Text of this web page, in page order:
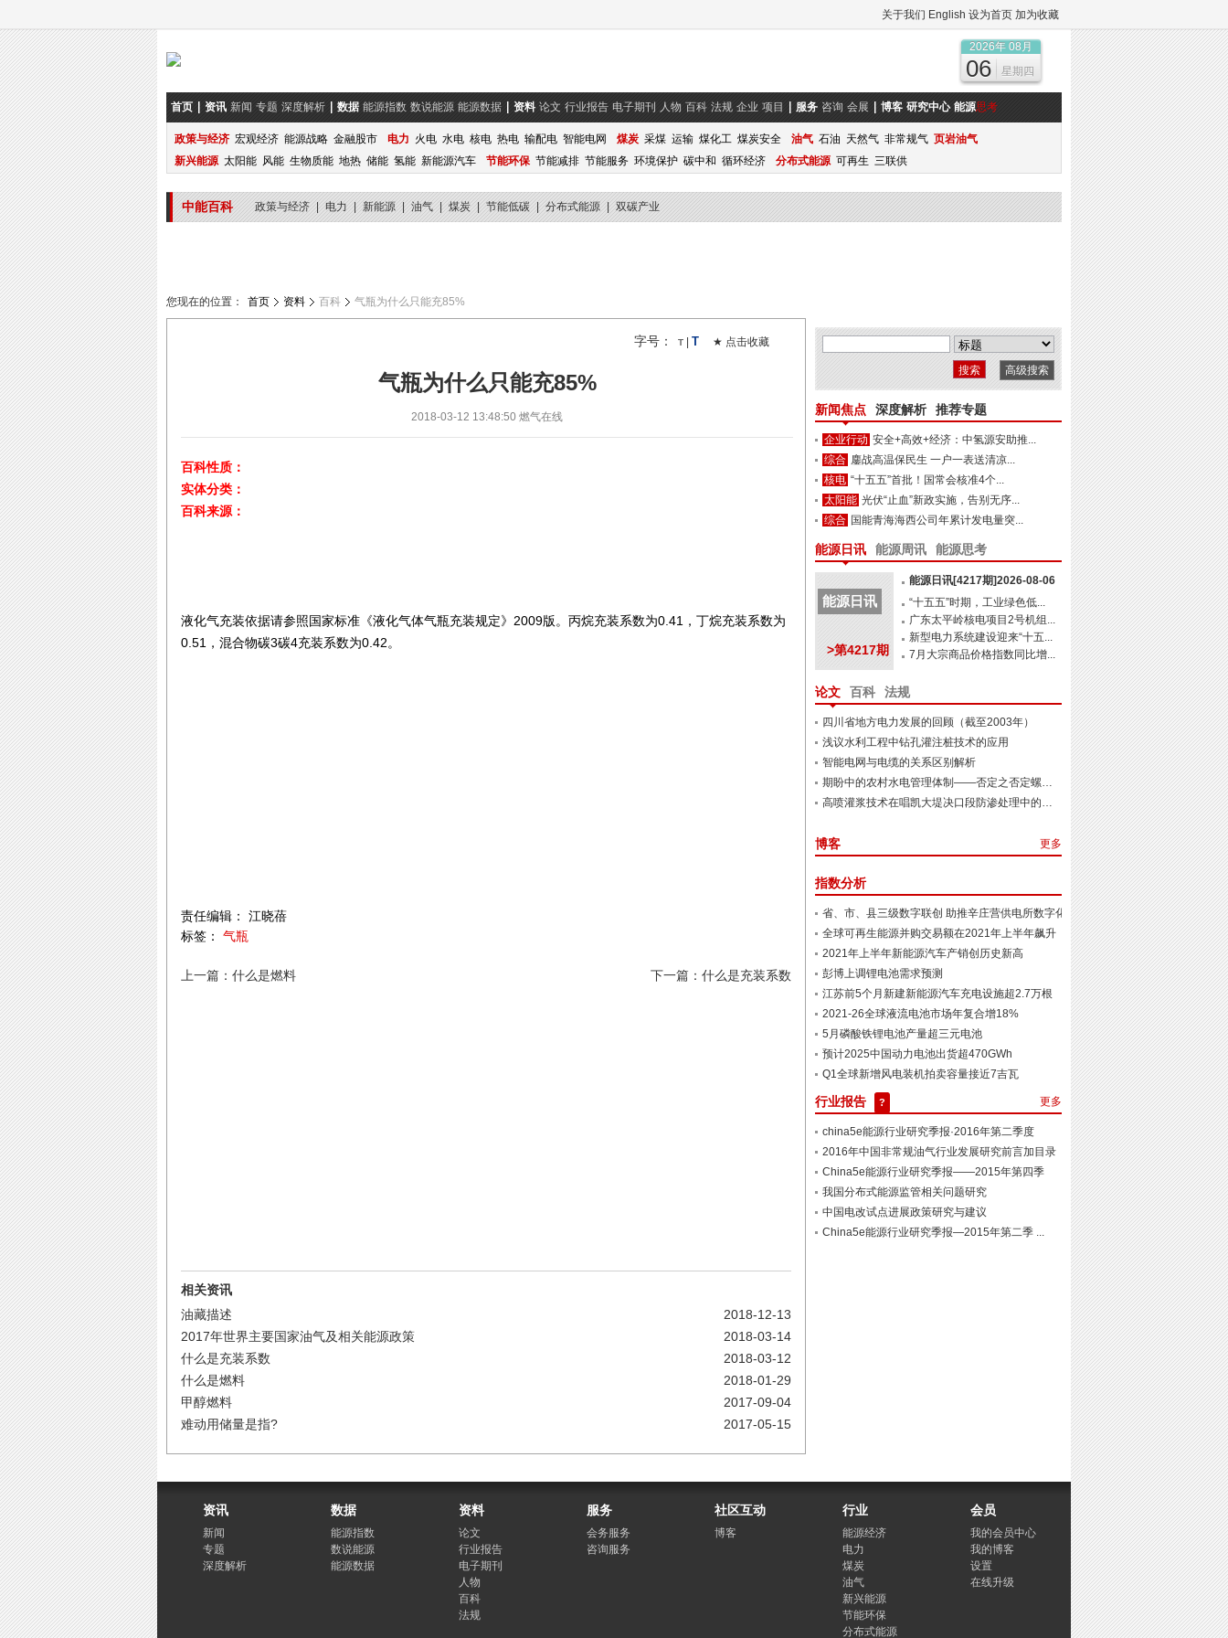
关于我们 English 设为首页 加为收藏
2026年 08月
06 星期四
首页 资讯 新闻 专题 深度解析 数据 能源指数 数说能源 能源数据 资料 论文 行业报告 电子期刊 人物 百科 法规 企业 项目 服务 咨询 会展 博客 研究中心 能源思考
政策与经济 宏观经济 能源战略 金融股市 电力 火电 水电 核电 热电 输配电 智能电网 煤炭 采煤 运输 煤化工 煤炭安全 油气 石油 天然气 非常规气 页岩油气
新兴能源 太阳能 风能 生物质能 地热 储能 氢能 新能源汽车 节能环保 节能减排 节能服务 环境保护 碳中和 循环经济 分布式能源 可再生 三联供
中能百科 政策与经济 | 电力 | 新能源 | 油气 | 煤炭 | 节能低碳 | 分布式能源 | 双碳产业
您现在的位置： 首页 资料 百科 气瓶为什么只能充85%
气瓶为什么只能充85%
2018-03-12 13:48:50 燃气在线
字号： T T ★ 点击收藏
百科性质：
实体分类：
百科来源：
液化气充装依据请参照国家标准《液化气体气瓶充装规定》2009版。丙烷充装系数为0.41，丁烷充装系数为
0.51，混合物碳3碳4充装系数为0.42。
责任编辑： 江晓蓓
标签： 气瓶
上一篇：什么是燃料 下一篇：什么是充装系数
相关资讯
2018-12-13
油藏描述
2018-03-14
2017年世界主要国家油气及相关能源政策
2018-03-12
什么是充装系数
2018-01-29
什么是燃料
2017-09-04
甲醇燃料
2017-05-15
难动用储量是指?
高级搜索
新闻焦点 深度解析 推荐专题
企业行动 安全+高效+经济：中氢源安助推...
综合 鏖战高温保民生 一户一表送清凉...
核电 “十五五”首批！国常会核准4个...
太阳能 光伏“止血”新政实施，告别无序...
综合 国能青海海西公司年累计发电量突...
能源日讯 能源周讯 能源思考
能源日讯
>第4217期
能源日讯[4217期]2026-08-06
“十五五”时期，工业绿色低...
广东太平岭核电项目2号机组...
新型电力系统建设迎来“十五...
7月大宗商品价格指数同比增...
论文 百科 法规
四川省地方电力发展的回顾（截至2003年）
浅议水利工程中钻孔灌注桩技术的应用
智能电网与电缆的关系区别解析
期盼中的农村水电管理体制——否定之否定螺旋式上升
高喷灌浆技术在唱凯大堤决口段防渗处理中的应用
更多
博客
指数分析
省、市、县三级数字联创 助推辛庄营供电所数字化示范...
全球可再生能源并购交易额在2021年上半年飙升
2021年上半年新能源汽车产销创历史新高
彭博上调锂电池需求预测
江苏​前5个月新建新能源汽车充电设施超2.7万根
2021-26全球液流电池市场年复合增18%
5月磷酸铁锂电池产量超三元电池
预计2025中国动力电池出货超470GWh
Q1全球新增风电装机拍卖容量接近7吉瓦
更多
行业报告 ?
china5e能源行业研究季报·2016年第二季度
2016年中国非常规油气行业发展研究前言加目录
China5e能源行业研究季报——2015年第四季
我国分布式能源监管相关问题研究
中国电改试点进展政策研究与建议
China5e能源行业研究季报—2015年第二季 ...
资讯
新闻
专题
深度解析
数据
能源指数
数说能源
能源数据
资料
论文
行业报告
电子期刊
人物
百科
法规
服务
会务服务
咨询服务
社区互动
博客
行业
能源经济
电力
煤炭
油气
新兴能源
节能环保
分布式能源
会员
我的会员中心
我的博客
设置
在线升级